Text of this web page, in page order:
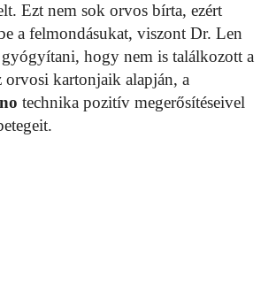
Ezt nem sok orvos bírta, ezért
a felmondásukat, viszont Dr. Len
hogy nem is találkozott a
orvosi kartonjaik alapján, a
technika pozitív megerősítéseivel